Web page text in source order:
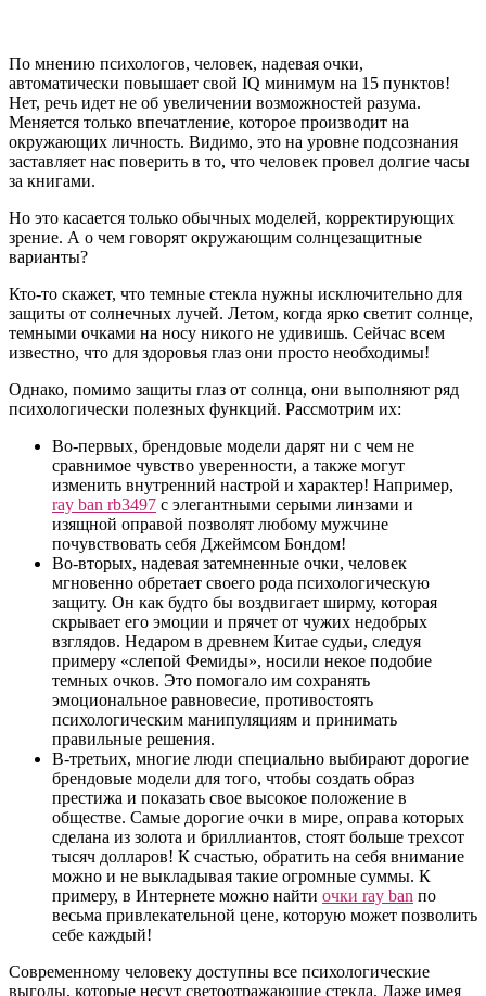
По мнению психологов, человек, надевая очки,
автоматически повышает свой IQ минимум на 15 пунктов!
Нет, речь идет не об увеличении возможностей разума.
Меняется только впечатление, которое производит на
окружающих личность. Видимо, это на уровне подсознания
заставляет нас поверить в то, что человек провел долгие часы
за книгами.
Но это касается только обычных моделей, корректирующих
зрение. А о чем говорят окружающим солнцезащитные
варианты?
Кто-то скажет, что темные стекла нужны исключительно для
защиты от солнечных лучей. Летом, когда ярко светит солнце,
темными очками на носу никого не удивишь. Сейчас всем
известно, что для здоровья глаз они просто необходимы!
Однако, помимо защиты глаз от солнца, они выполняют ряд
психологически полезных функций. Рассмотрим их:
Во-первых, брендовые модели дарят ни с чем не
сравнимое чувство уверенности, а также могут
изменить внутренний настрой и характер! Например,
ray ban rb3497 с элегантными серыми линзами и
изящной оправой позволят любому мужчине
почувствовать себя Джеймсом Бондом!
Во-вторых, надевая затемненные очки, человек
мгновенно обретает своего рода психологическую
защиту. Он как будто бы воздвигает ширму, которая
скрывает его эмоции и прячет от чужих недобрых
взглядов. Недаром в древнем Китае судьи, следуя
примеру «слепой Фемиды», носили некое подобие
темных очков. Это помогало им сохранять
эмоциональное равновесие, противостоять
психологическим манипуляциям и принимать
правильные решения.
В-третьих, многие люди специально выбирают дорогие
брендовые модели для того, чтобы создать образ
престижа и показать свое высокое положение в
обществе. Самые дорогие очки в мире, оправа которых
сделана из золота и бриллиантов, стоят больше трехсот
тысяч долларов! К счастью, обратить на себя внимание
можно и не выкладывая такие огромные суммы. К
примеру, в Интернете можно найти очки ray ban по
весьма привлекательной цене, которую может позволить
себе каждый!
Современному человеку доступны все психологические
выгоды, которые несут светоотражающие стекла. Даже имея